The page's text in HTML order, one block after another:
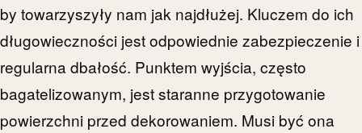
by towarzyszyły nam jak najdłużej. Kluczem do ich
długowieczności jest odpowiednie zabezpieczenie i
regularna dbałość. Punktem wyjścia, często
bagatelizowanym, jest staranne przygotowanie
powierzchni przed dekorowaniem. Musi być ona